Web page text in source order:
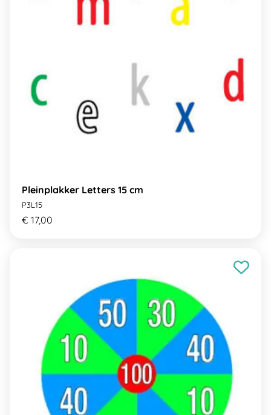
Pleinplakker Letters 15 cm
P3L15
€ 17,00